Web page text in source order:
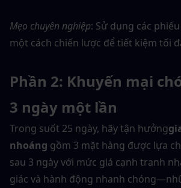
Mẹo chuyên nghiệp: Sử dụng các
một cách chiến lược để tiết kiệm tối
Phần 2: Khuyến mại
3 ngày một lần
Trong suốt 25 ngày, hãy tận hưởng
nhoáng gồm 3 mặt hàng được lựa
sau 3 ngày với mức giá cạnh tranh
giác và hành động nhanh